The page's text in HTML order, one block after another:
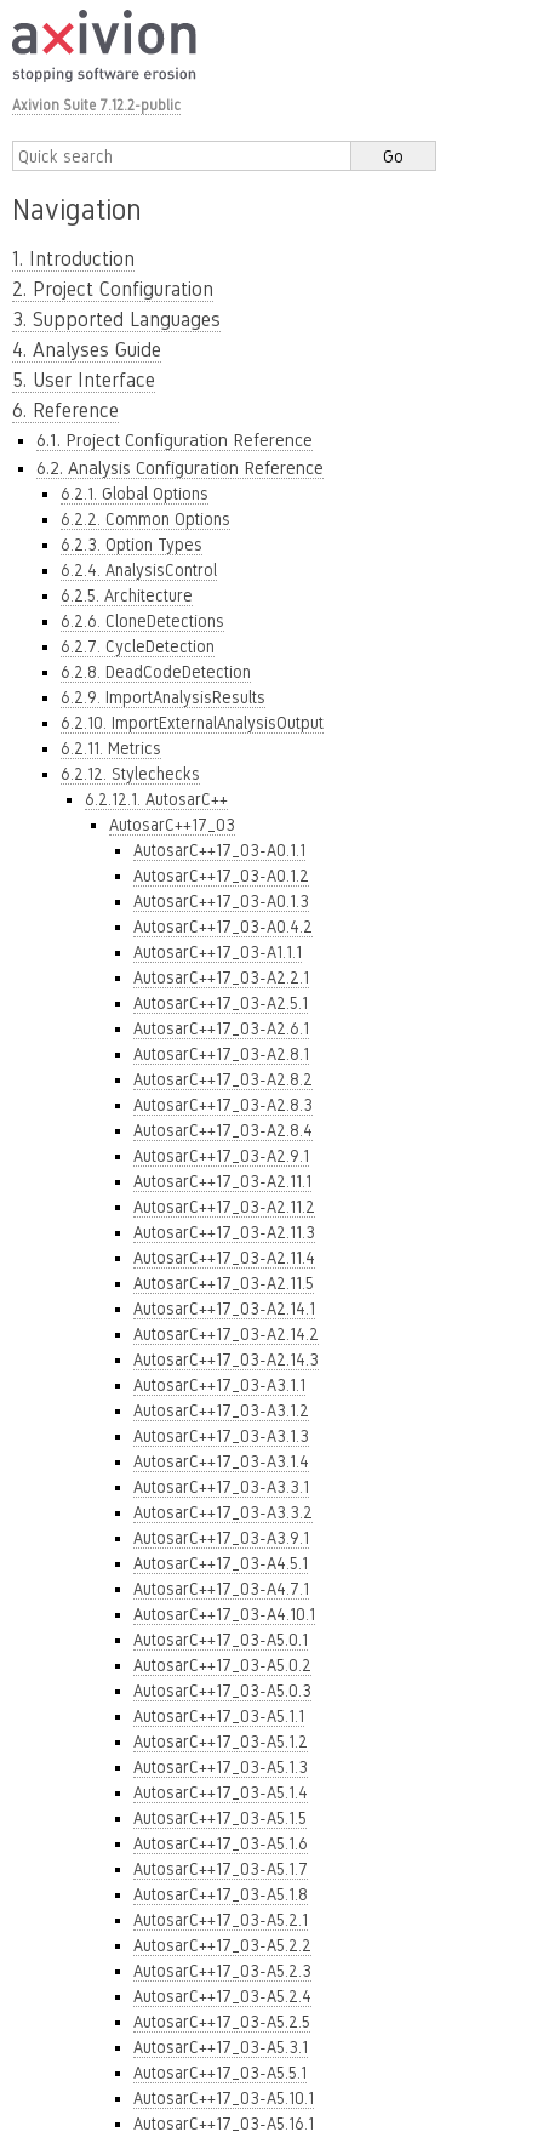
Axivion Suite 7.12.2-public
Navigation
1. Introduction
2. Project Configuration
3. Supported Languages
4. Analyses Guide
5. User Interface
6. Reference
6.1. Project Configuration Reference
6.2. Analysis Configuration Reference
6.2.1. Global Options
6.2.2. Common Options
6.2.3. Option Types
6.2.4. AnalysisControl
6.2.5. Architecture
6.2.6. CloneDetections
6.2.7. CycleDetection
6.2.8. DeadCodeDetection
6.2.9. ImportAnalysisResults
6.2.10. ImportExternalAnalysisOutput
6.2.11. Metrics
6.2.12. Stylechecks
6.2.12.1. AutosarC++
AutosarC++17_03
AutosarC++17_03-A0.1.1
AutosarC++17_03-A0.1.2
AutosarC++17_03-A0.1.3
AutosarC++17_03-A0.4.2
AutosarC++17_03-A1.1.1
AutosarC++17_03-A2.2.1
AutosarC++17_03-A2.5.1
AutosarC++17_03-A2.6.1
AutosarC++17_03-A2.8.1
AutosarC++17_03-A2.8.2
AutosarC++17_03-A2.8.3
AutosarC++17_03-A2.8.4
AutosarC++17_03-A2.9.1
AutosarC++17_03-A2.11.1
AutosarC++17_03-A2.11.2
AutosarC++17_03-A2.11.3
AutosarC++17_03-A2.11.4
AutosarC++17_03-A2.11.5
AutosarC++17_03-A2.14.1
AutosarC++17_03-A2.14.2
AutosarC++17_03-A2.14.3
AutosarC++17_03-A3.1.1
AutosarC++17_03-A3.1.2
AutosarC++17_03-A3.1.3
AutosarC++17_03-A3.1.4
AutosarC++17_03-A3.3.1
AutosarC++17_03-A3.3.2
AutosarC++17_03-A3.9.1
AutosarC++17_03-A4.5.1
AutosarC++17_03-A4.7.1
AutosarC++17_03-A4.10.1
AutosarC++17_03-A5.0.1
AutosarC++17_03-A5.0.2
AutosarC++17_03-A5.0.3
AutosarC++17_03-A5.1.1
AutosarC++17_03-A5.1.2
AutosarC++17_03-A5.1.3
AutosarC++17_03-A5.1.4
AutosarC++17_03-A5.1.5
AutosarC++17_03-A5.1.6
AutosarC++17_03-A5.1.7
AutosarC++17_03-A5.1.8
AutosarC++17_03-A5.2.1
AutosarC++17_03-A5.2.2
AutosarC++17_03-A5.2.3
AutosarC++17_03-A5.2.4
AutosarC++17_03-A5.2.5
AutosarC++17_03-A5.3.1
AutosarC++17_03-A5.5.1
AutosarC++17_03-A5.10.1
AutosarC++17_03-A5.16.1